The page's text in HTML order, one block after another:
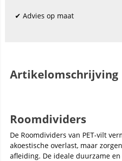
✔ Advies op maat
Artikelomschrijving
Roomdividers
De Roomdividers van PET-vilt
akoestische overlast, maar
afleiding. De ideale duurzame